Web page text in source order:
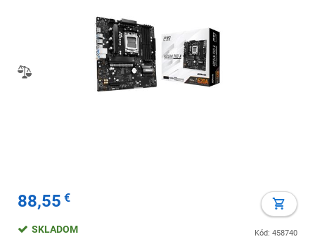
88,55 €
Kód: 458740
SKLADOM